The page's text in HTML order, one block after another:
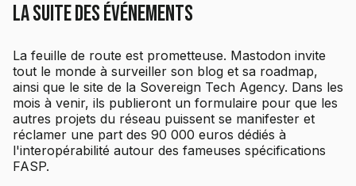
La suite des événements
La feuille de route est prometteuse. Mastodon invite
tout le monde à surveiller son blog et sa roadmap,
ainsi que le site de la Sovereign Tech Agency. Dans les
mois à venir, ils publieront un formulaire pour que les
autres projets du réseau puissent se manifester et
réclamer une part des 90 000 euros dédiés à
l'interopérabilité autour des fameuses spécifications
FASP.